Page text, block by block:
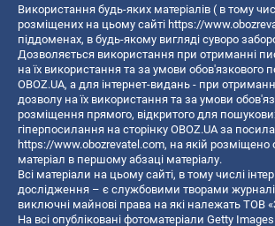
Використання будь-яких матеріалів ( в тому
розміщених на цьому сайті https://
піддоменах, в будь-якому вигляді суворо
Дозволяється використання при отриманні
на їх використання та за умови обов'язкового
OBOZ.UA, а для інтернет-видань - при
дозволу на їх використання та за умови
розміщення прямого, відкритого для
гіперпосилання на сторінку OBOZ.UA за
https://www.obozrevatel.com, на якій розміщено
матеріал в першому абзаці матеріалу.
Всі матеріали на цьому сайті, в тому числі
дослідження – є службовими творами
виключні майнові права на які належать ТОВ
На всі опубліковані фотоматеріали Getty